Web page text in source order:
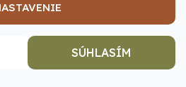
SÚHLASÍM
Levice
cesta 10
934 05 Levice